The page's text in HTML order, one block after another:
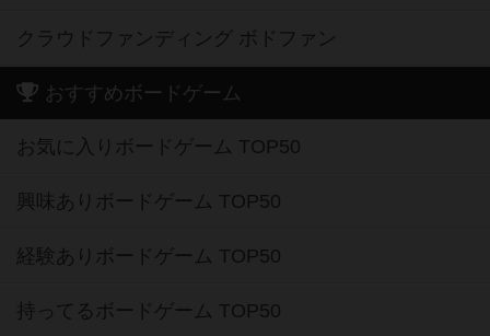
クラウドファンディング ボドファン
おすすめボードゲーム
お気に入りボードゲーム TOP50
興味ありボードゲーム TOP50
経験ありボードゲーム TOP50
持ってるボードゲーム TOP50